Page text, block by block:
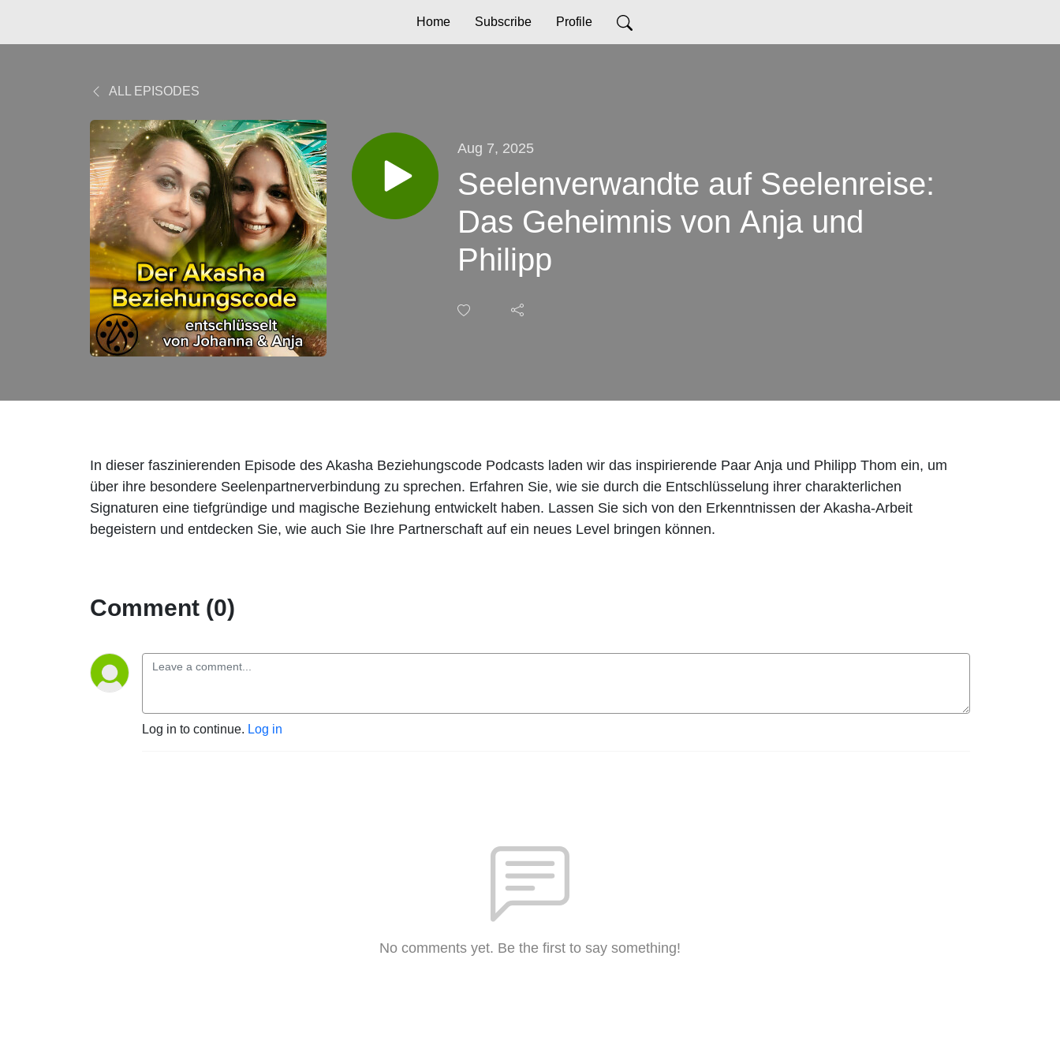
Home Subscribe Profile
ALL EPISODES
Aug 7, 2025
Seelenverwandte auf Seelenreise:
Das Geheimnis von Anja und
Philipp
In dieser faszinierenden Episode des Akasha Beziehungscode Podcasts laden wir das inspirierende Paar Anja und Philipp Thom ein, um
über ihre besondere Seelenpartnerverbindung zu sprechen. Erfahren Sie, wie sie durch die Entschlüsselung ihrer charakterlichen
Signaturen eine tiefgründige und magische Beziehung entwickelt haben. Lassen Sie sich von den Erkenntnissen der Akasha-Arbeit
begeistern und entdecken Sie, wie auch Sie Ihre Partnerschaft auf ein neues Level bringen können.
Comment (0)
Log in to continue. Log in
No comments yet. Be the first to say something!